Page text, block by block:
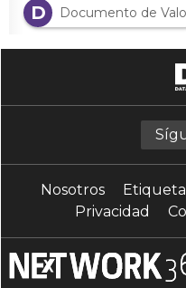
D
Documento de
Nosotros
Privacidad